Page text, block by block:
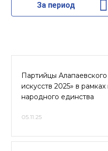
За период
Партийцы
искусств 2025» в
народного единства
05.11.25